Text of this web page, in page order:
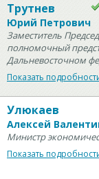
Трутнев
Юрий Петрович
Заместитель
полномочный
Дальневосточном
Показать
Улюкаев
Алексей
Министр
Показать